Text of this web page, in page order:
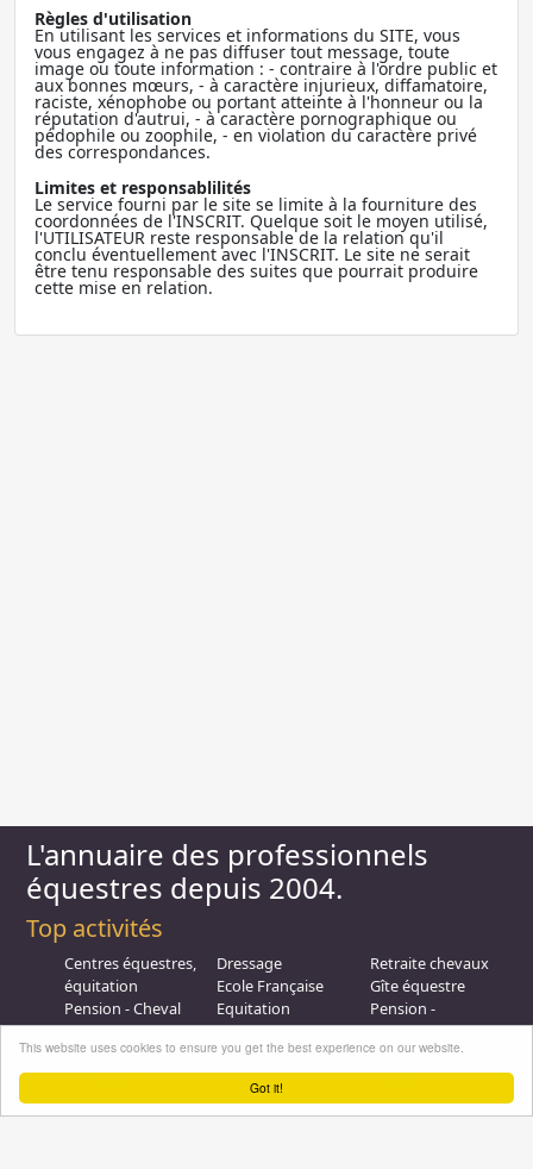
Got it!
This website uses cookies to ensure you get the best experience on our website.
Règles d'utilisation
En utilisant les services et informations du SITE, vous
vous engagez à ne pas diffuser tout message, toute
image ou toute information : - contraire à l'ordre public et
aux bonnes mœurs, - à caractère injurieux, diffamatoire,
raciste, xénophobe ou portant atteinte à l'honneur ou la
réputation d'autrui, - à caractère pornographique ou
pédophile ou zoophile, - en violation du caractère privé
des correspondances.
Limites et responsablilités
Le service fourni par le site se limite à la fourniture des
coordonnées de l'INSCRIT. Quelque soit le moyen utilisé,
l'UTILISATEUR reste responsable de la relation qu'il
conclu éventuellement avec l'INSCRIT. Le site ne serait
être tenu responsable des suites que pourrait produire
cette mise en relation.
L'annuaire des professionnels
équestres depuis 2004.
Top activités
Centres équestres,
équitation
Pension - Cheval
Ecurie de
propriétaire
Poney Club
Pension - Poney
Débourrage
Dressage
Ecole Française
Equitation
Promenade
Equitation de loisir
Compétition - CSO
Promenades à
Cheval
Retraite chevaux
Gîte équestre
Pension -
Poulinieres
Promenades à
Poney
Saut d obstacle
Relais étape